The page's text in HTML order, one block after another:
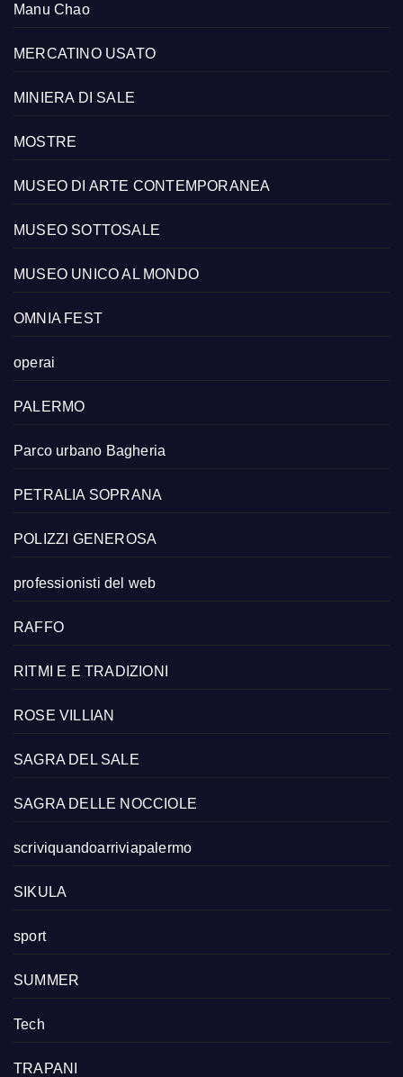
Manu Chao
MERCATINO USATO
MINIERA DI SALE
MOSTRE
MUSEO DI ARTE CONTEMPORANEA
MUSEO SOTTOSALE
MUSEO UNICO AL MONDO
OMNIA FEST
operai
PALERMO
Parco urbano Bagheria
PETRALIA SOPRANA
POLIZZI GENEROSA
professionisti del web
RAFFO
RITMI E E TRADIZIONI
ROSE VILLIAN
SAGRA DEL SALE
SAGRA DELLE NOCCIOLE
scriviquandoarriviapalermo
SIKULA
sport
SUMMER
Tech
TRAPANI